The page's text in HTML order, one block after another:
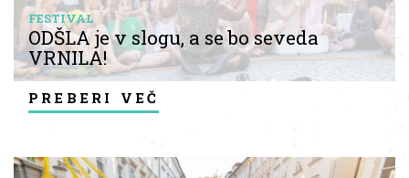
FESTIVAL
ODŠLA je v slogu, a se bo seveda
VRNILA!
preberi več